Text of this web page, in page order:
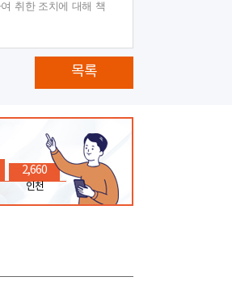
취한 조치에 대해 책
목록
2,660
인천